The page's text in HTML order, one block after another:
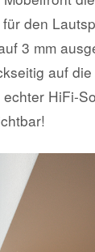
den
3 mm
auf
HiFi-